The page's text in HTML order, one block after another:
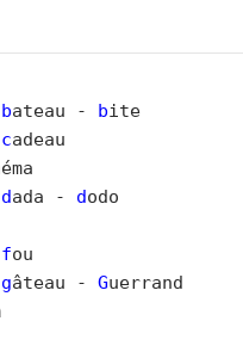
bateau - bite
cadeau
dada - dodo
fou
gâteau - Guerrand